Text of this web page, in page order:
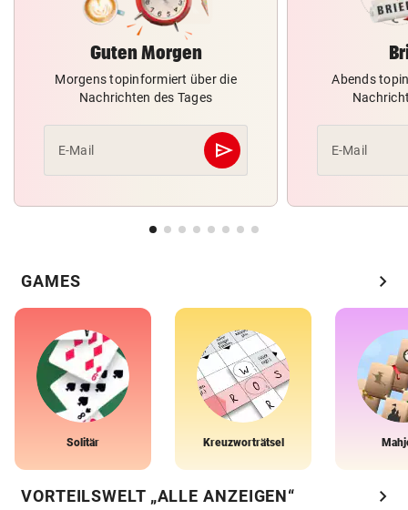
Guten Morgen
Morgens topinformiert über die
Nachrichten des Tages
E-Mail send
Abschicken
Abends
E-Mail
GAMES chevron_right
Solitär Kreuzworträtsel
VORTEILSWELT „ALLE ANZEIGEN“ chevron_right